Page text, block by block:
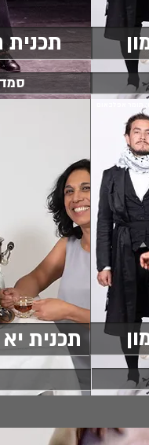
תכנית ח | 17.7 |
תכנית יא | 18.7 | סלון